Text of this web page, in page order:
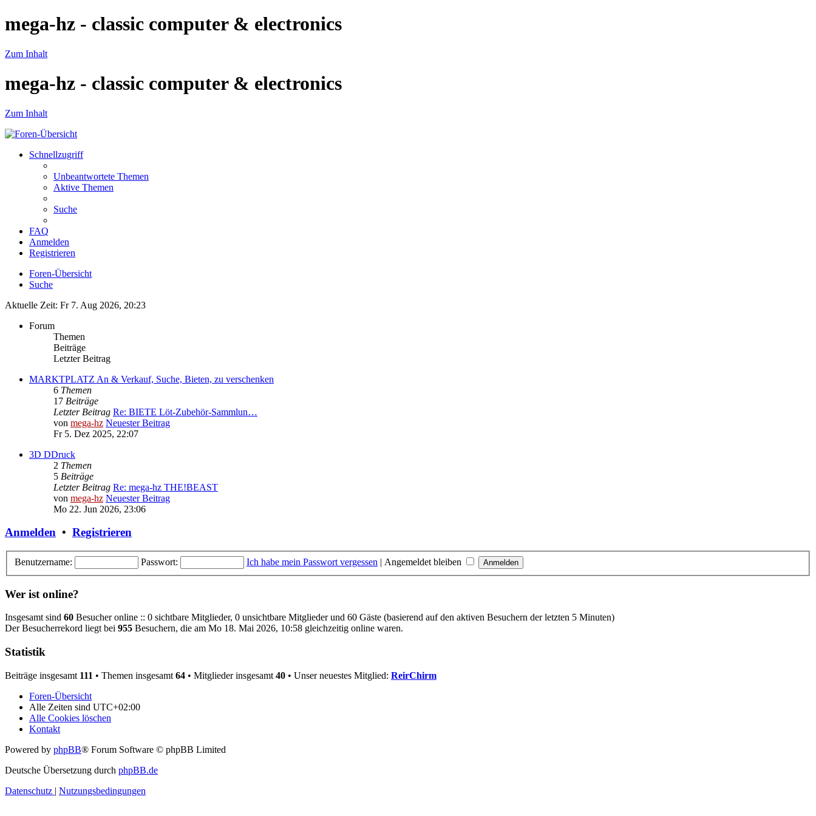
mega-hz - classic computer & electronics
Zum Inhalt
mega-hz - classic computer & electronics
Zum Inhalt
Schnellzugriff
Unbeantwortete Themen
Aktive Themen
Suche
FAQ
Anmelden
Registrieren
Foren-Übersicht
Suche
Aktuelle Zeit: Fr 7. Aug 2026, 20:23
Forum
Themen
Beiträge
Letzter Beitrag
MARKTPLATZ An & Verkauf, Suche, Bieten, zu verschenken
6 Themen
17 Beiträge
Letzter Beitrag Re: BIETE Löt-Zubehör-Sammlun…
von mega-hz Neuester Beitrag
Fr 5. Dez 2025, 22:07
3D DDruck
2 Themen
5 Beiträge
Letzter Beitrag Re: mega-hz THE!BEAST
von mega-hz Neuester Beitrag
Mo 22. Jun 2026, 23:06
Anmelden • Registrieren
Benutzername: Passwort: Ich habe mein Passwort vergessen | Angemeldet bleiben
Wer ist online?
Insgesamt sind 60 Besucher online :: 0 sichtbare Mitglieder, 0 unsichtbare Mitglieder und 60 Gäste (basierend auf den aktiven Besuchern der letzten 5 Minuten)
Der Besucherrekord liegt bei 955 Besuchern, die am Mo 18. Mai 2026, 10:58 gleichzeitig online waren.
Statistik
Beiträge insgesamt 111 • Themen insgesamt 64 • Mitglieder insgesamt 40 • Unser neuestes Mitglied: ReirChirm
Foren-Übersicht
Alle Zeiten sind UTC+02:00
Alle Cookies löschen
Kontakt
Powered by phpBB® Forum Software © phpBB Limited
Deutsche Übersetzung durch phpBB.de
Datenschutz | Nutzungsbedingungen